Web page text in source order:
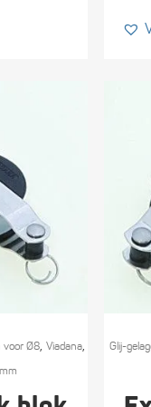
voor Ø8,Viadana, Glij-